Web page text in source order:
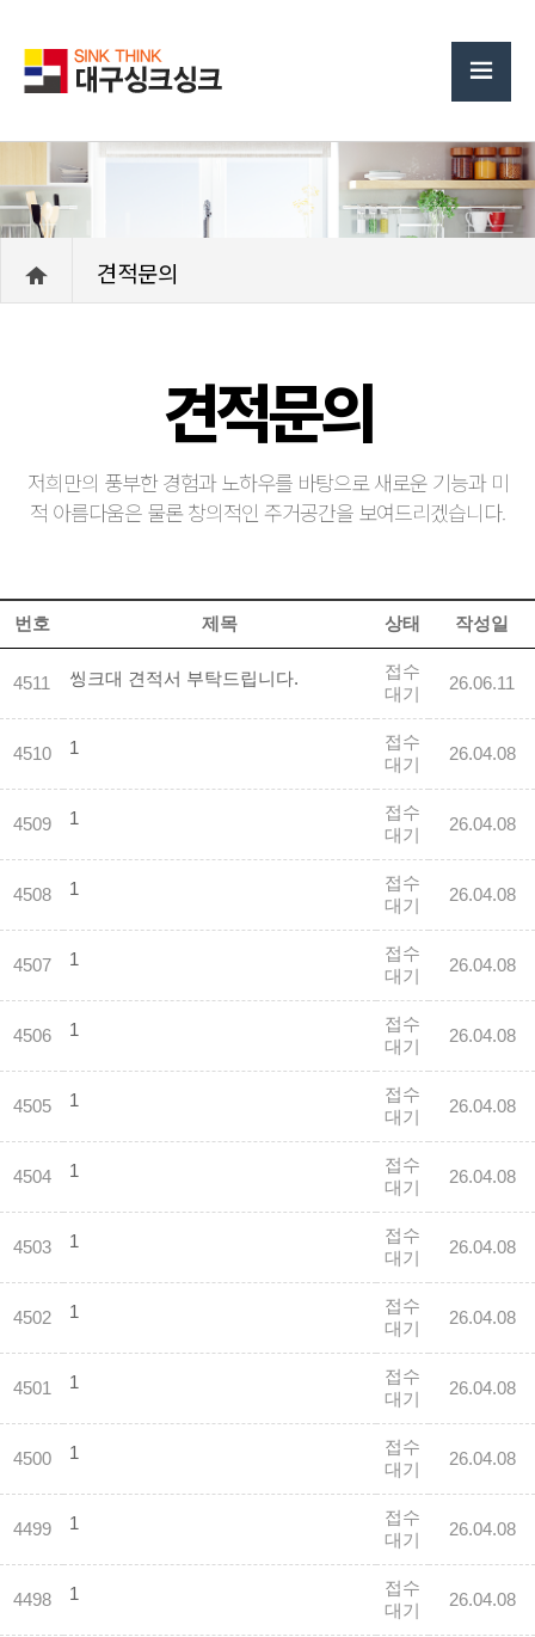
견적문의
견적문의
저희만의 풍부한 경험과 노하우를 바탕으로 새로운 기능과 미
적 아름다움은 물론 창의적인 주거공간을 보여드리겠습니다.
번호 제목 상태 작성일
4511 씽크대 견적서 부탁드립니다.
접수
대기
26.06.11
4510 1
접수
대기
26.04.08
4509 1
접수
대기
26.04.08
4508 1
접수
대기
26.04.08
4507 1
접수
대기
26.04.08
4506 1
접수
대기
26.04.08
4505 1
접수
대기
26.04.08
4504 1
접수
대기
26.04.08
4503 1
접수
대기
26.04.08
4502 1
접수
대기
26.04.08
4501 1
접수
대기
26.04.08
4500 1
접수
대기
26.04.08
4499 1
접수
대기
26.04.08
4498 1
접수
대기
26.04.08